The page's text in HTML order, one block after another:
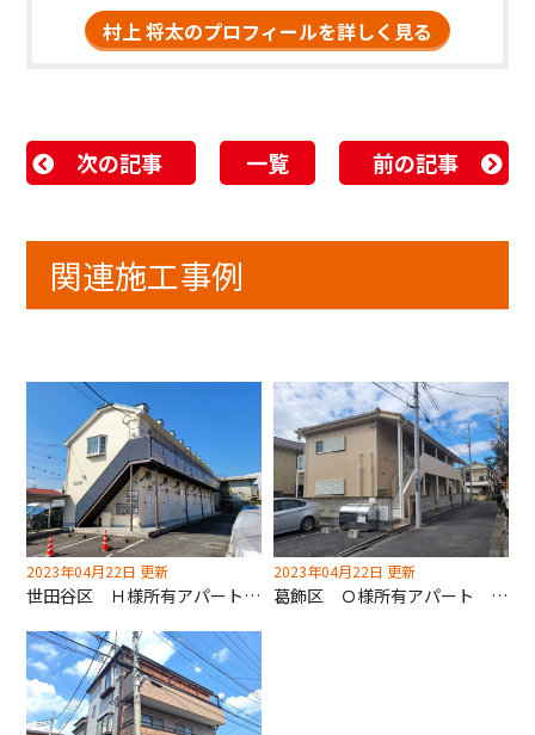
村上 将太のプロフィールを詳しく見る
次の記事 一覧 前の記事
関連施工事例
2023年04月22日 更新
世田谷区 Ｈ様所有アパート 外壁塗装工事
2023年04月22日 更新
葛飾区 Ｏ様所有アパート 外壁塗装工事（遮熱） 屋根漆喰補修工事